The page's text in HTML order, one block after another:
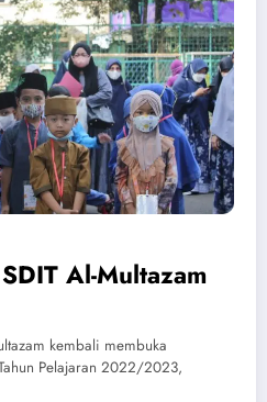
Al-Multazam
kembali membuka
Pelajaran 2022/2023,